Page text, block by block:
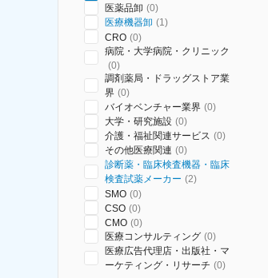
医薬品卸 (0)
医療機器卸 (1)
CRO (0)
病院・大学病院・クリニック
(0)
調剤薬局・ドラッグストア業
界 (0)
バイオベンチャー業界 (0)
大学・研究施設 (0)
介護・福祉関連サービス (0)
その他医療関連 (0)
診断薬・臨床検査機器・臨床
検査試薬メーカー (2)
SMO (0)
CSO (0)
CMO (0)
医療コンサルティング (0)
医療広告代理店・出版社・マ
ーケティング・リサーチ (0)